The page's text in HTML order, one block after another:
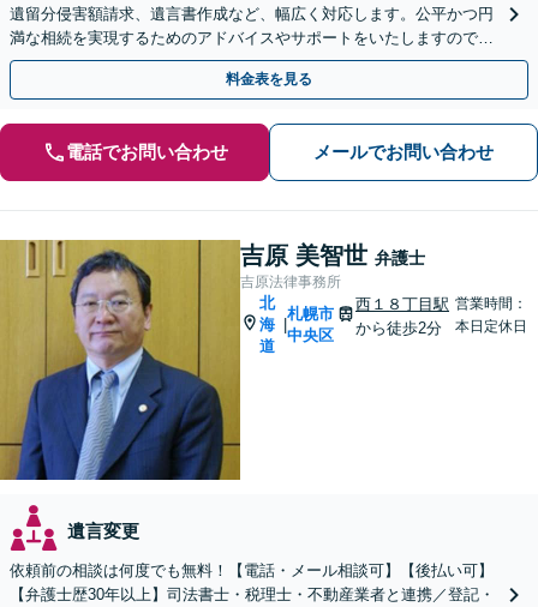
遺留分侵害額請求、遺言書作成など、幅広く対応します。公平かつ円
満な相続を実現するためのアドバイスやサポートをいたしますので、
ぜひご相談ください。【電話相談可】【休日・夜間面談可】
料金表を見る
電話でお問い合わせ メールでお問い合わせ
吉原 美智世 弁護士
吉原法律事務所
北
海
道
札幌市
中央区
西１８丁目駅
から徒歩2分
営業時間：
本日定休日
遺言変更
依頼前の相談は何度でも無料！【電話・メール相談可】【後払い可】
【弁護士歴30年以上】司法書士・税理士・不動産業者と連携／登記・